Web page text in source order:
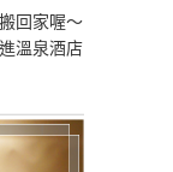
回家喔～
溫泉酒店